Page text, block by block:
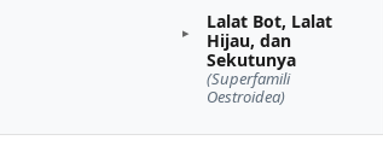
Lalat Bot, Lalat
Hijau, dan
Sekutunya
(Superfamili
Oestroidea)